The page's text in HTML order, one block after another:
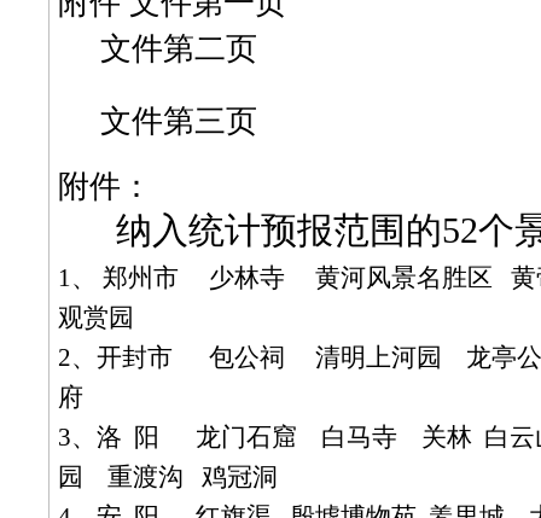
文件第二页
文件第三页
附件：
纳入统计预报范围的52个
1 、 郑州市 少林寺 黄河风景名胜区
黄
观赏园
2、开封市 包公祠 清明上河园
龙亭
府
3、洛 阳 龙门石窟 白马寺 关林 白
园
重渡沟
鸡冠洞